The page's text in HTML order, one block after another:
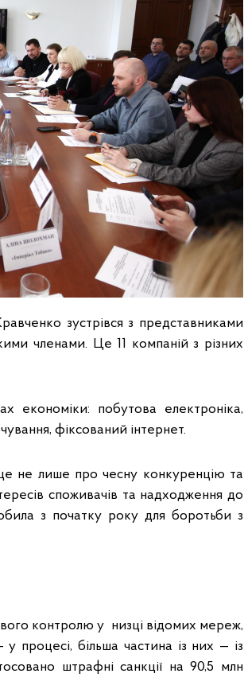
зустрівся з представниками
членами. Це 11 компаній з різних
економіки: побутова електроніка,
фіксований інтернет.
не лише про чесну конкуренцію та
споживачів та надходження до
з початку року для боротьби з
контролю у низці відомих мереж,
процесі, більша частина із них — із
штрафні санкції на 90,5 млн